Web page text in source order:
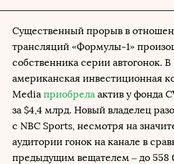
Существенный прорыв в
трансляций «Формулы-1»
собственника серии автогонок. В
американская инвестиционная
Media приобрела актив у фонда
за $4,4 млрд. Новый владелец
с NBC Sports, несмотря на
аудитории гонок на канале в
предыдущим вещателем – до 558